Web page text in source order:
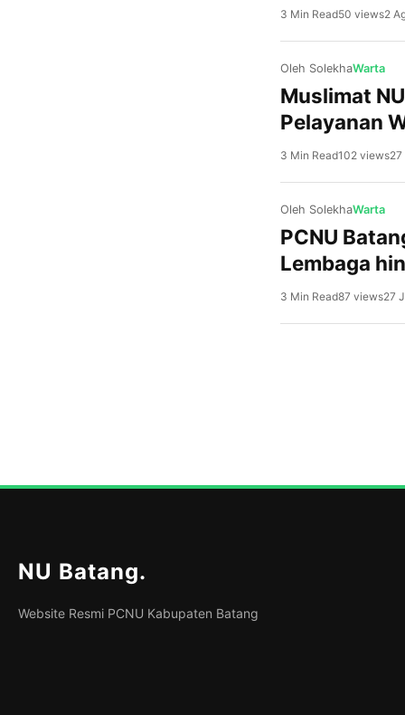
3 Min Read50 views2
Oleh SolekhaWarta
Muslimat
Pelayanan
3 Min Read102 views
Oleh SolekhaWarta
PCNU
Lembaga
3 Min Read87 views27
NU Batang.
Website Resmi PCNU Kabupaten Batang